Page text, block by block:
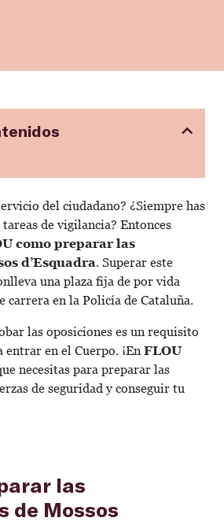
del ciudadano? ¿Siempre has
de vigilancia? Entonces
como preparar las
d’Esquadra. Superar este
una plaza fija de por vida
carrera en la Policía de Cataluña.
las oposiciones es un requisito
en el Cuerpo. ¡En FLOU
necesitas para preparar las
de seguridad y conseguir tu
las
de Mossos